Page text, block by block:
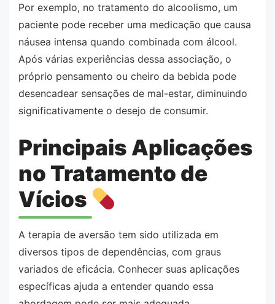
Por exemplo, no tratamento do alcoolismo, um
paciente pode receber uma medicação que causa
náusea intensa quando combinada com álcool.
Após várias experiências dessa associação, o
próprio pensamento ou cheiro da bebida pode
desencadear sensações de mal-estar, diminuindo
significativamente o desejo de consumir.
Principais Aplicações
no Tratamento de
Vícios
A terapia de aversão tem sido utilizada em
diversos tipos de dependências, com graus
variados de eficácia. Conhecer suas aplicações
específicas ajuda a entender quando essa